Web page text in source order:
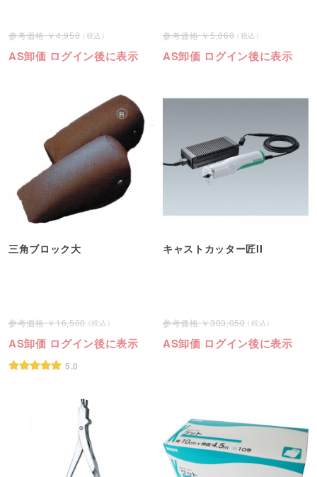
4,950
AS卸価 ログイン後に表示
5,060
AS卸価 ログイン後に表示
三角ブロック大
16,500
AS卸価 ログイン後に表示
5.0
キャストカッター匠II
303,050
AS卸価 ログイン後に表示